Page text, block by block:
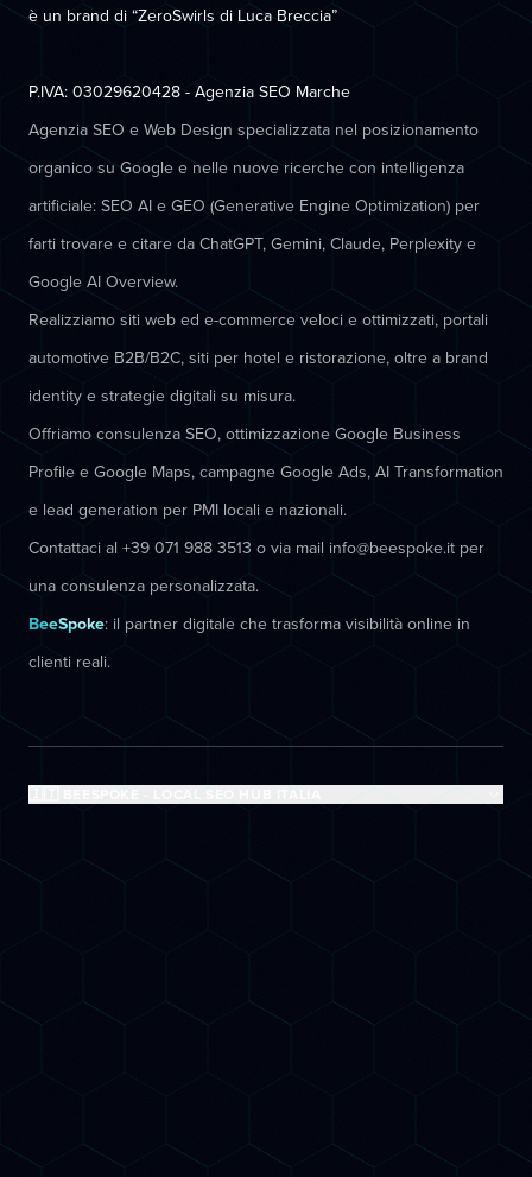
è un brand di “ZeroSwirls di Luca Breccia”
P.IVA: 03029620428 - Agenzia SEO Marche
Agenzia SEO e Web Design specializzata nel posizionamento
organico su Google e nelle nuove ricerche con intelligenza
artificiale: SEO AI e GEO (Generative Engine Optimization) per
farti trovare e citare da ChatGPT, Gemini, Claude, Perplexity e
Google AI Overview.
Realizziamo siti web ed e-commerce veloci e ottimizzati, portali
automotive B2B/B2C, siti per hotel e ristorazione, oltre a brand
identity e strategie digitali su misura.
Offriamo consulenza SEO, ottimizzazione Google Business
Profile e Google Maps, campagne Google Ads, AI Transformation
e lead generation per PMI locali e nazionali.
Contattaci al +39 071 988 3513 o via mail info@beespoke.it per
una consulenza personalizzata.
BeeSpoke: il partner digitale che trasforma visibilità online in
clienti reali.
🇮🇹 BEESPOKE - LOCAL SEO HUB ITALIA